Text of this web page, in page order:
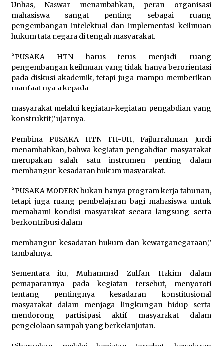
Unhas, Naswar menambahkan, peran organisasi
mahasiswa sangat penting sebagai ruang
pengembangan intelektual dan implementasi keilmuan
hukum tata negara di tengah masyarakat.
“PUSAKA HTN harus terus menjadi ruang
pengembangan keilmuan yang tidak hanya berorientasi
pada diskusi akademik, tetapi juga mampu memberikan
manfaat nyata kepada
masyarakat melalui kegiatan-kegiatan pengabdian yang
konstruktif,” ujarnya.
Pembina PUSAKA HTN FH-UH, Fajlurrahman Jurdi
menambahkan, bahwa kegiatan pengabdian masyarakat
merupakan salah satu instrumen penting dalam
membangun kesadaran hukum masyarakat.
“PUSAKA MODERN bukan hanya program kerja tahunan,
tetapi juga ruang pembelajaran bagi mahasiswa untuk
memahami kondisi masyarakat secara langsung serta
berkontribusi dalam
membangun kesadaran hukum dan kewarganegaraan,”
tambahnya.
Sementara itu, Muhammad Zulfan Hakim dalam
pemaparannya pada kegiatan tersebut, menyoroti
tentang pentingnya kesadaran konstitusional
masyarakat dalam menjaga lingkungan hidup serta
mendorong partisipasi aktif masyarakat dalam
pengelolaan sampah yang berkelanjutan.